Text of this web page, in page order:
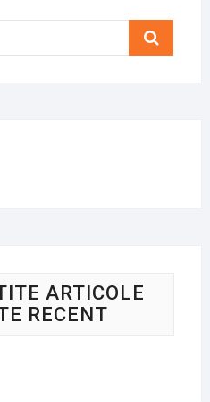
Caută
ARTICOLE
RECENT